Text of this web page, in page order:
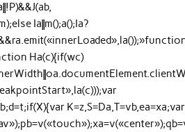
Ia||m();a();Ia?
Ha(c){if(wc)